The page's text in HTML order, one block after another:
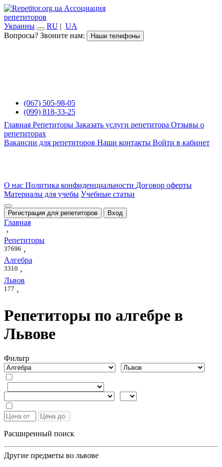
Ассоциация
репетиторов
Украины
RU | UA
Вопросы? Звоните нам:
Наши телефоны
(067) 505-98-05
(099) 818-33-25
Главная Репетиторы Заказать услуги репетитора Отзывы о
репетиторах
Вакансии для репетиторов Наши контакты Войти в кабинет
О нас Политика конфиденциальности Договор оферты
Материалы для учебы Учебные статьи
Регистрация для репетиторов Вход
Главная
›
Репетиторы
37696 ›
Алгебра
3310 ›
Львов
177 ›
Репетиторы по алгебре в
Львове
Фильтр
Расширенный поиск
Другие предметы во львове